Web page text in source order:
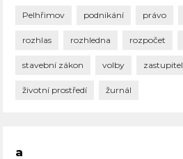
Pelhřimov podnikání právo
rozhlas rozhledna rozpočet
stavební zákon volby
životní prostředí žurnál
a